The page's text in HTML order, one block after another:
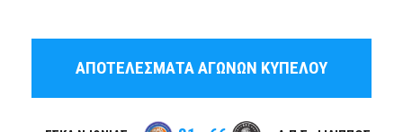
ΑΠΟΤΕΛΕΣΜΑΤΑ ΑΓΩΝΩΝ ΚΥΠΕΛΟΥ